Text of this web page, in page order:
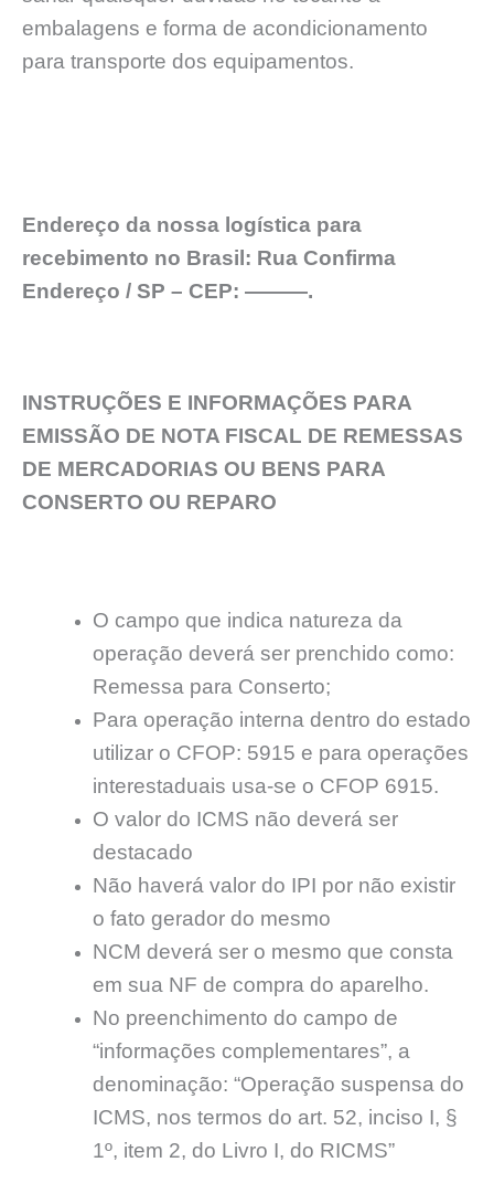
embalagens e forma de acondicionamento
para transporte dos equipamentos.
Endereço da nossa logística para
recebimento no Brasil: Rua Confirma
Endereço / SP – CEP: ———.
INSTRUÇÕES E INFORMAÇÕES PARA
EMISSÃO DE NOTA FISCAL DE REMESSAS
DE MERCADORIAS OU BENS PARA
CONSERTO OU REPARO
O campo que indica natureza da
operação deverá ser prenchido como:
Remessa para Conserto;
Para operação interna dentro do estado
utilizar o CFOP: 5915 e para operações
interestaduais usa-se o CFOP 6915.
O valor do ICMS não deverá ser
destacado
Não haverá valor do IPI por não existir
o fato gerador do mesmo
NCM deverá ser o mesmo que consta
em sua NF de compra do aparelho.
No preenchimento do campo de
“informações complementares”, a
denominação: “Operação suspensa do
ICMS, nos termos do art. 52, inciso I, §
1º, item 2, do Livro I, do RICMS”